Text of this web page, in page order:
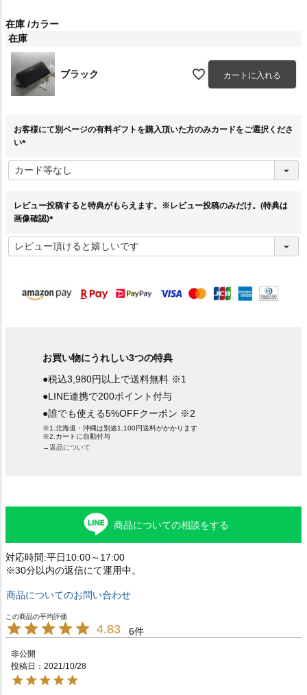
在庫 カラー
在庫
ブラック カートに入れる
お客様にて別ページの有料ギフトを購入頂いた方のみカードをご選択くださ
い
必
須
レビュー投稿すると特典がもらえます。※レビュー投稿のみだけ。(特典は
画像確認)
必
須
お買い物にうれしい3つの特典
●税込3,980円以上で送料無料 ※1
●LINE連携で200ポイント付与
●誰でも使える5%OFFクーポン ※2
※1.北海道・沖縄は別途1,100円送料がかかります
※2.カートに自動付与
→返品について
商品についての相談をする
対応時間:平日10:00～17:00
※30分以内の返信にて運用中。
商品についてのお問い合わせ
4.83 6
非公開
投稿日
2021/10/28